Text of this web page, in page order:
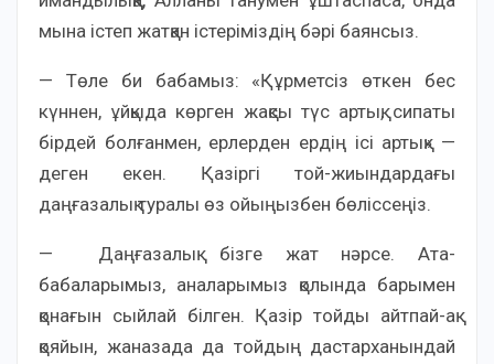
мына істеп жатқан істеріміздің бәрі баянсыз.
— Төле би бабамыз: «Құрметсіз өткен бес
күннен, ұйқыда көрген жақсы түс артық, сипаты
бірдей болғанмен, ерлерден ердің ісі артық» —
деген екен. Қазіргі той-жиындардағы
даңғазалық туралы өз ойыңызбен бөліссеңіз.
— Даңғазалық бізге жат нәрсе. Ата-
бабаларымыз, аналарымыз қолында барымен
қонағын сыйлай білген. Қазір тойды айтпай-ақ
қояйын, жаназада да тойдың дастарханындай